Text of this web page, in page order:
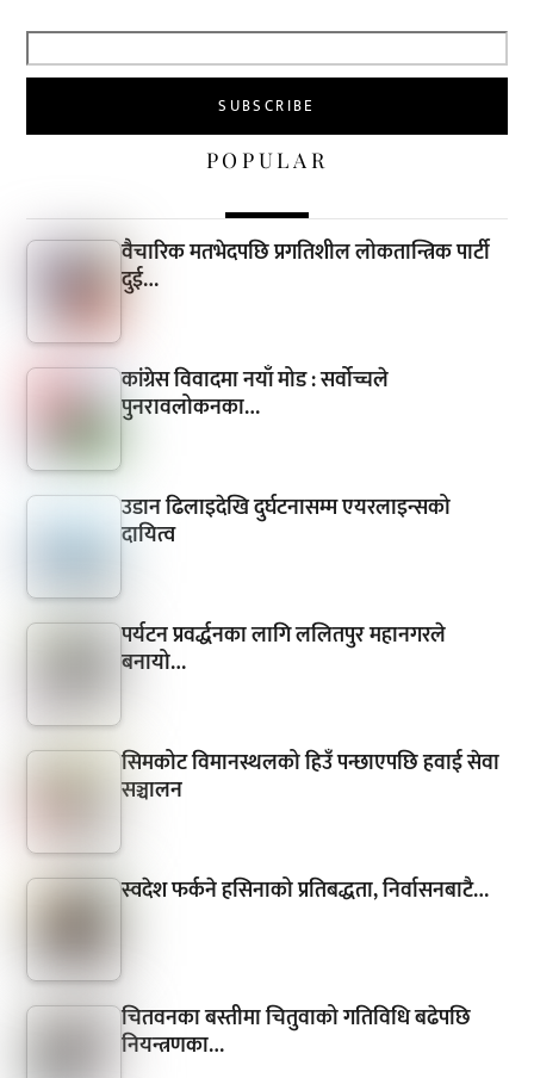
POPULAR
वैचारिक मतभेदपछि प्रगतिशील लोकतान्त्रिक पार्टी
दुई…
कांग्रेस विवादमा नयाँ मोड : सर्वोच्चले
पुनरावलोकनका…
उडान ढिलाइदेखि दुर्घटनासम्म एयरलाइन्सको
दायित्व
पर्यटन प्रवर्द्धनका लागि ललितपुर महानगरले
बनायो…
सिमकोट विमानस्थलको हिउँ पन्छाएपछि हवाई सेवा
सञ्चालन
स्वदेश फर्कने हसिनाको प्रतिबद्धता, निर्वासनबाटै…
चितवनका बस्तीमा चितुवाको गतिविधि बढेपछि
नियन्त्रणका…